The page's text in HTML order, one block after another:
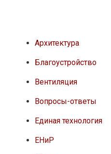
Архитектура
Благоустройство
Вентиляция
Вопросы-ответы
Единая технология
ЕНиР